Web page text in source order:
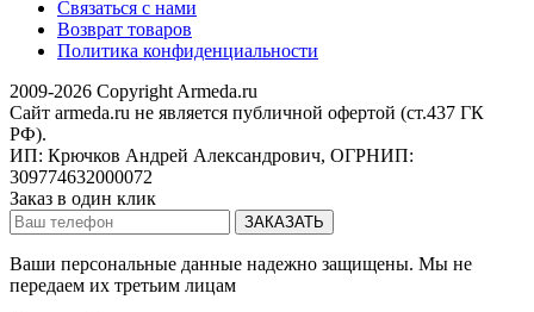
Связаться с нами
Возврат товаров
Политика конфиденциальности
2009-2026 Copyright Armeda.ru
Сайт armeda.ru не является публичной офертой (ст.437 ГК
РФ).
ИП: Крючков Андрей Александрович, ОГРНИП:
309774632000072
Заказ в один клик
Ваши персональные данные надежно защищены. Мы не
передаем их третьим лицам